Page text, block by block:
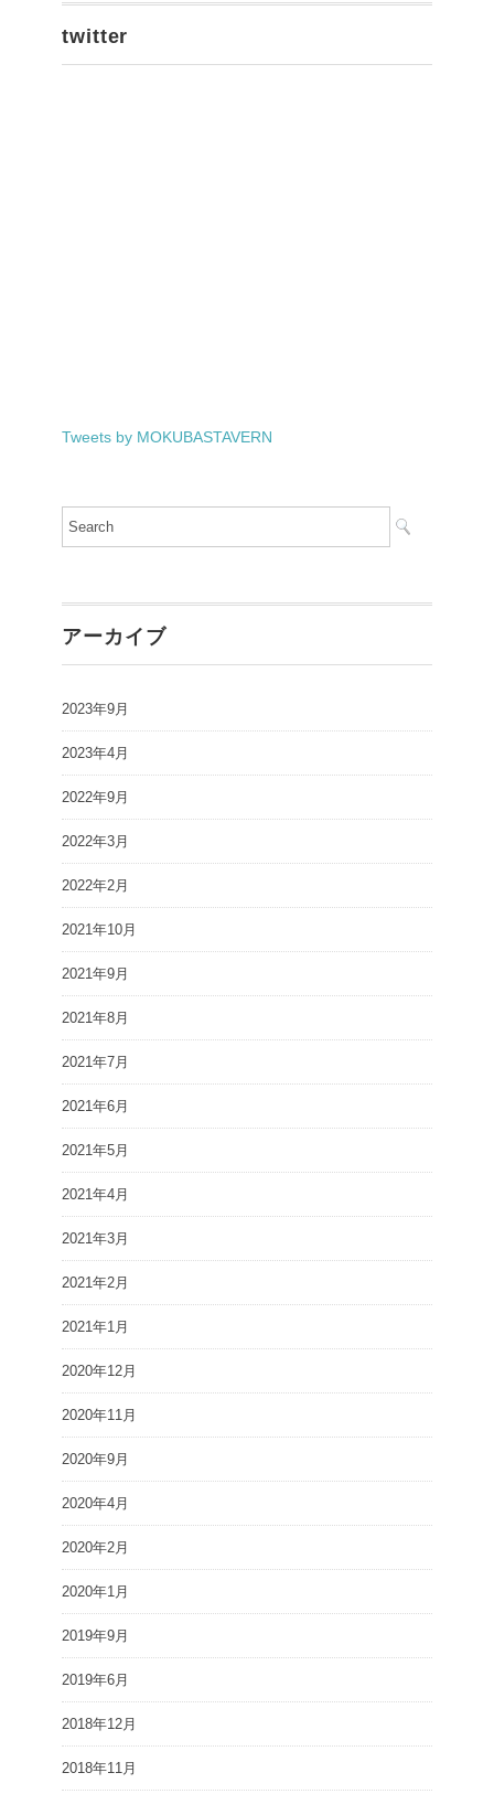
twitter
Tweets by MOKUBASTAVERN
アーカイブ
2023年9月
2023年4月
2022年9月
2022年3月
2022年2月
2021年10月
2021年9月
2021年8月
2021年7月
2021年6月
2021年5月
2021年4月
2021年3月
2021年2月
2021年1月
2020年12月
2020年11月
2020年9月
2020年4月
2020年2月
2020年1月
2019年9月
2019年6月
2018年12月
2018年11月